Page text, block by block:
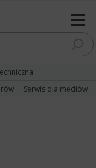
Serwis dla mediów